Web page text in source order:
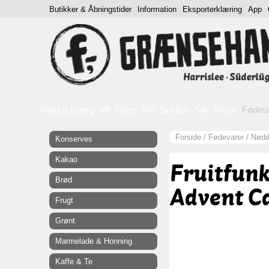
Forside / Fødevarer /
Advent
Konserves
Kakao
Brød
Frugt
Grønt
Marmelade & Honning
Kaffe & Te
Butikker & Åbningstider Information Eksporterklæring App